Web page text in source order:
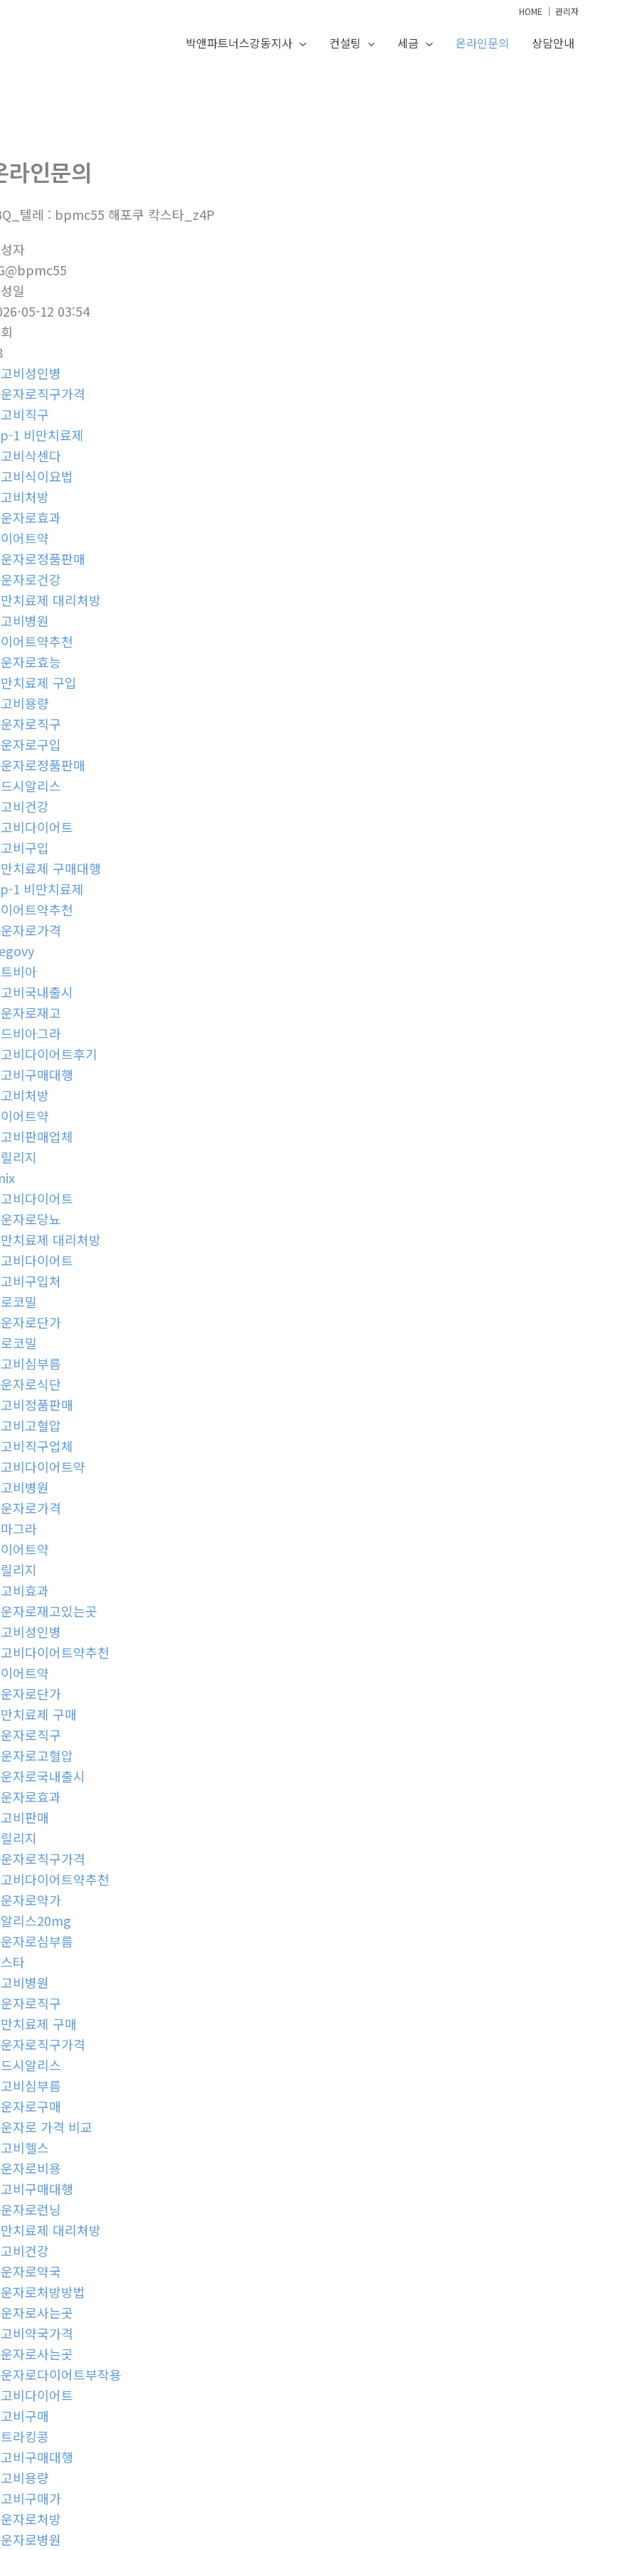
HOME │ 관리자
박앤파트너스강동지사 컨설팅 세금 온라인문의 상담안내
라인문의
텔레 : bpmc55 해포쿠 칵스타_z4P
자
일
05-12 03:54
비성인병
자로직구가격
비직구
1 비만치료제
비삭센다
비식이요법
비처방
자로효과
어트약
자로정품판매
자로건강
치료제 대리처방
비병원
어트약추천
자로효능
치료제 구입
비용량
자로직구
자로구입
자로정품판매
시알리스
비건강
비다이어트
비구입
치료제 구매대행
1 비만치료제
어트약추천
자로가격
비아
비국내출시
자로재고
비아그라
비다이어트후기
비구매대행
비처방
어트약
비판매업체
리지
비다이어트
자로당뇨
치료제 대리처방
비다이어트
비구입처
코밀
자로단가
코밀
비심부름
자로식단
비정품판매
비고혈압
비직구업체
비다이어트약
비병원
자로가격
그라
어트약
리지
비효과
자로재고있는곳
비성인병
비다이어트약추천
어트약
자로단가
치료제 구매
자로직구
자로고혈압
자로국내출시
자로효과
비판매
리지
자로직구가격
비다이어트약추천
자로약가
리스20mg
자로심부름
타
비병원
자로직구
치료제 구매
자로직구가격
시알리스
비심부름
자로구매
자로 가격 비교
비헬스
자로비용
비구매대행
자로런닝
치료제 대리처방
비건강
자로약국
자로처방방법
자로사는곳
비약국가격
자로사는곳
자로다이어트부작용
비다이어트
비구매
라킹콩
비구매대행
비용량
비구매가
자로처방
자로병원